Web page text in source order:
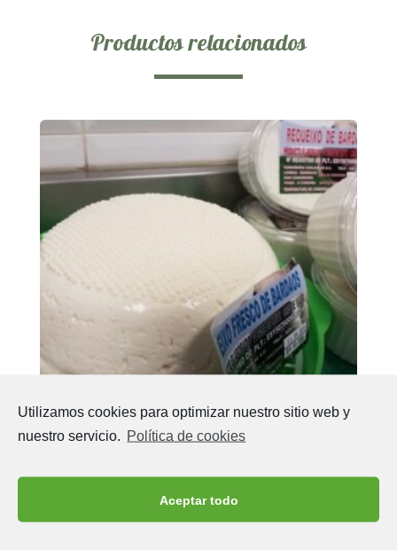
Utilizamos cookies para optimizar nuestro sitio web y
nuestro servicio. Política de cookies
Aceptar todo
Productos relacionados